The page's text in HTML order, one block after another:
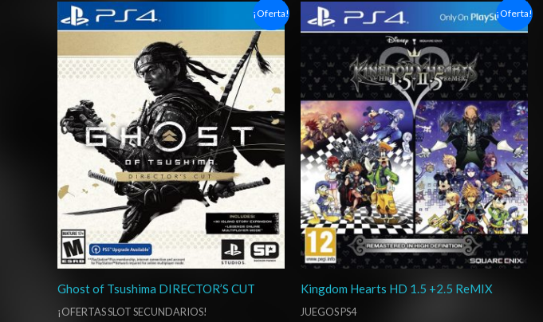
¡Oferta!
Ghost of Tsushima DIRECTOR’S CUT
¡OFERTAS SLOT SECUNDARIOS!
Rango
de
precios:
desde
$14.03
hasta
$20.03
¡Oferta!
Kingdom Hearts HD 1.5 +2.5 ReMIX
JUEGOS PS4
Rango
de
precios:
desde
$14.03
hasta
$20.03